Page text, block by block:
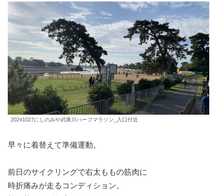
20241027にしのみや武庫川ハーフマラソン_入口付近
早々に着替えて準備運動。
前日のサイクリングで右太ももの筋肉に
時折痛みが走るコンディション。